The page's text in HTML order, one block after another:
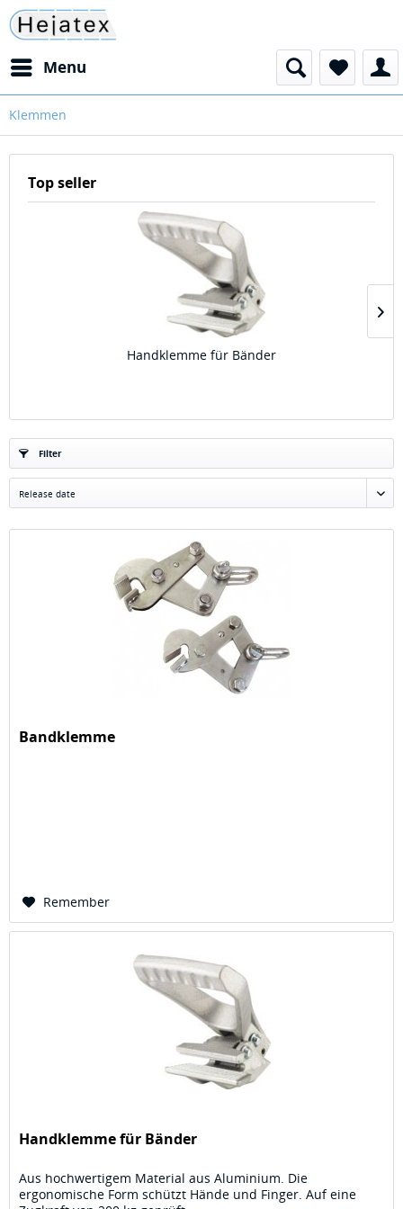
Menu
Klemmen
Top seller
Handklemme für Bänder
Filter
Bandklemme
Remember
Handklemme für Bänder
Aus hochwertigem Material aus Aluminium. Die
ergonomische Form schützt Hände und Finger. Auf eine